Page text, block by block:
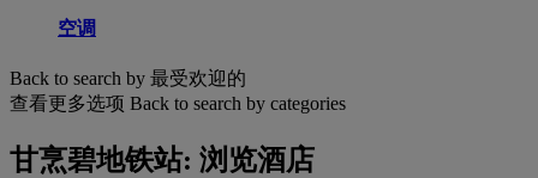
空调
Back to search by 最受欢迎的
查看更多选项 Back to search by categories
甘烹碧地铁站: 浏览酒店